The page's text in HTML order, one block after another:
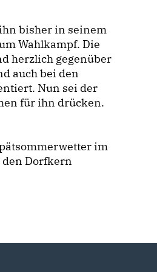
bisher in seinem
Wahlkampf. Die
herzlich gegenüber
auch bei den
Nun sei der
für ihn drücken.
im
den Dorfkern